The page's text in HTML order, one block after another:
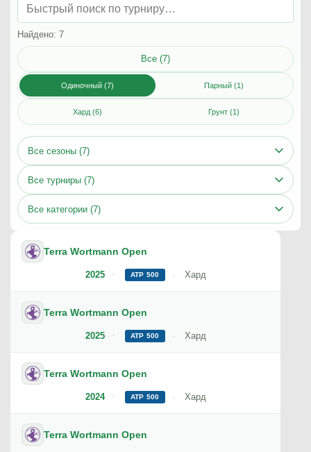
Найдено: 7
Все (7)
Одиночный (7) Парный (1)
Хард (6) Грунт (1)
Все сезоны (7)
Все турниры (7)
Все категории (7)
2025
Terra Wortmann Open
ATP 500 Хард
2025
Terra Wortmann Open
ATP 500 Хард
2024
Terra Wortmann Open
ATP 500 Хард
Terra Wortmann Open